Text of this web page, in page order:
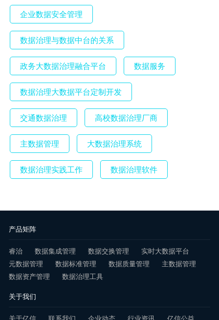
企业数据安全管理
数据治理与数据中台的关系
政务大数据治理融合平台 数据服务
数据治理大数据平台定制开发
交通数据治理 高校数据治理厂商
主数据管理 大数据治理系统
数据治理实践工作 数据治理软件
产品矩阵
睿治 数据集成管理 数据交换管理
实时大数据平台
元数据管理
数据标准管理 数据质量管理
主数据管理
数据资产管理
数据治理工具
关于我们
关于亿信 联系我们 企业动态 行业资讯 亿信公益